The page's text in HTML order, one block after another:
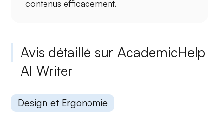
contenus efficacement.
Avis détaillé sur AcademicHelp
AI Writer
Design et Ergonomie